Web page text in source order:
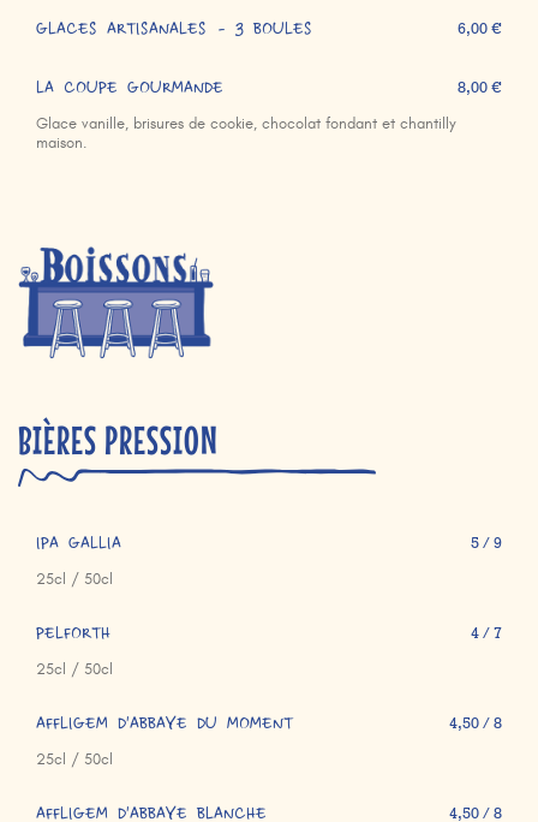
GLACES ARTISANALES - 3 BOULES 6,00 €
LA COUPE GOURMANDE
Glace vanille, brisures de cookie, chocolat fondant et chantilly
maison.
8,00 €
BIÈRES PRESSION
IPA GALLIA
25cl / 50cl
5 / 9
PELFORTH
25cl / 50cl
4 / 7
AFFLIGEM D'ABBAYE DU MOMENT
25cl / 50cl
4,50 / 8
4,50 / 8